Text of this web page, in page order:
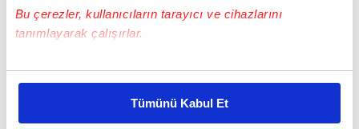
Bu çerezler, kullanıcıların tarayıcı ve cihazlarını
tanımlayarak çalışırlar.
Bu çerezlere izin vermeniz halinde sizlere özel
daha iyi reklam deneyimi yaşatabiliriz. Bunu yaparken
Tümünü Kabul Et